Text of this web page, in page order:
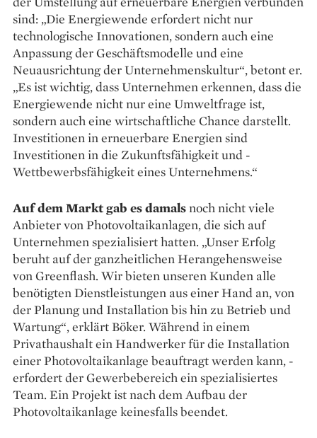
sind: „Die Energiewende ­erfordert nicht nur
technologische Innovationen, sondern auch eine
Anpassung der Geschäftsmodelle und eine
Neuausrichtung der Unternehmenskultur“, betont er.
„Es ist wichtig, dass Unternehmen erkennen, dass die
Energiewende nicht nur eine Umweltfrage ist,
sondern auch eine wirtschaftliche Chance darstellt.
Investitionen in erneuer­bare Energien sind
Investitionen in die Zukunftsfähigkeit und ­
Wettbewerbsfähigkeit eines ­Unternehmens.“
Auf dem Markt gab es damalsnoch nicht viele
Anbieter von ­Photovoltaikanlagen, die sich auf
Unternehmen spezialisiert hatten. „Unser Erfolg
beruht auf der ganzheitlichen Herangehensweise
von Greenflash. Wir bieten unseren Kunden alle
benötigten Dienst­leistungen aus einer Hand an, von
der Planung und Installation bis hin zu Betrieb und
Wartung“, erklärt ­Böker. Während in einem
Privathaushalt ein Handwerker für die Installation
einer Photovoltaik­anlage beauftragt werden kann, ­
erfordert der Ge­werbebereich ein ­spezialisiertes
Team. Ein Projekt ist nach dem Aufbau der
Photovoltaikanlage keinesfalls beendet.